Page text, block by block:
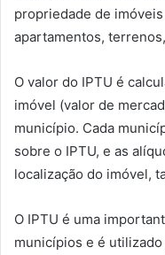
propriedade de
apartamentos,
O valor do IPTU é
imóvel (valor de
município. Cada
sobre o IPTU, e as
localização do imóvel,
O IPTU é uma
municípios e é